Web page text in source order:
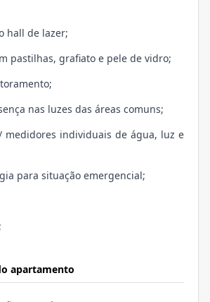
apartamento
hall de lazer;
pastilhas, grafiato e pele de vidro;
nas luzes das áreas comuns;
individuais de água, luz e
para situação emergencial;